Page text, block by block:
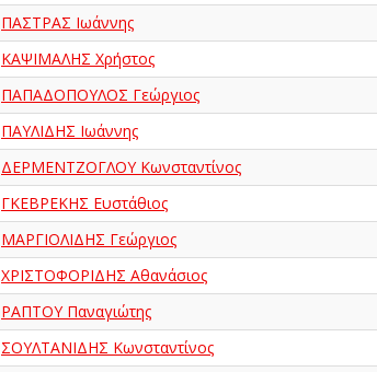
ΠΑΣΤΡΑΣ Ιωάννης
ΚΑΨΙΜΑΛΗΣ Χρήστος
ΠΑΠΑΔΟΠΟΥΛΟΣ Γεώργιος
ΠΑΥΛΙΔΗΣ Ιωάννης
ΔΕΡΜΕΝΤΖΟΓΛΟΥ Κωνσταντίνος
ΓΚΕΒΡΕΚΗΣ Ευστάθιος
ΜΑΡΓΙΟΛΙΔΗΣ Γεώργιος
ΧΡΙΣΤΟΦΟΡΙΔΗΣ Αθανάσιος
ΡΑΠΤΟΥ Παναγιώτης
ΣΟΥΛΤΑΝΙΔΗΣ Κωνσταντίνος